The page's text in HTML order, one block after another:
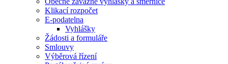
Klikací rozpočet
E-podatelna
Vyhlášky
Žádosti a formuláře
Smlouvy
Výběrová řízení